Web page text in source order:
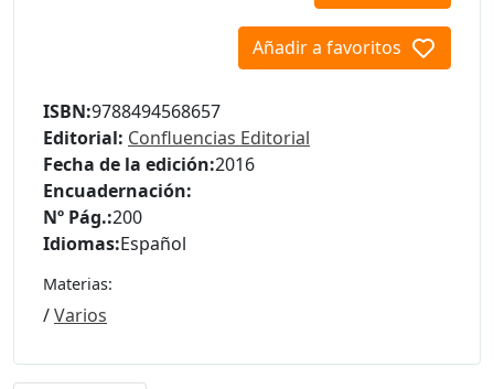
Añadir a favoritos
ISBN:9788494568657
Editorial: Confluencias Editorial
Fecha de la edición:2016
Encuadernación:
Nº Pág.:200
Idiomas:Español
Materias:
/Varios